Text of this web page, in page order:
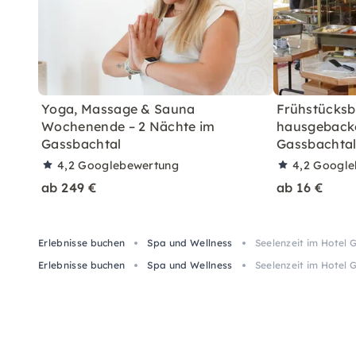
Yoga, Massage & Sauna
Wochenende – 2 Nächte im
Gassbachtal
4,2Googlebewertung
ab 249 €
Gassbachtal
4,2
ab 16 €
Erlebnisse buchen Spa und Wellness
Seelenzeit im Hotel
Erlebnisse buchen
Spa und Wellness Seelenzeit im Hotel